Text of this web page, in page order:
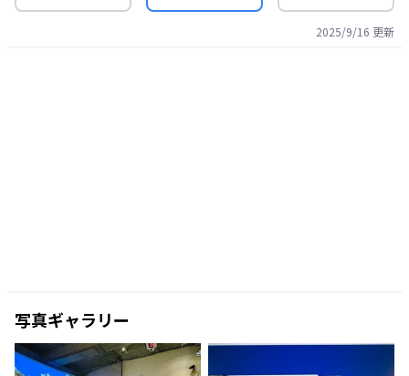
2025/9/16 更新
写真ギャラリー